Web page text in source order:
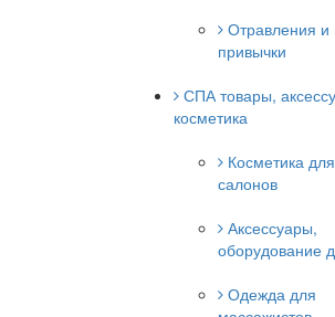
Отравления
привычки
СПА товары,
косметика
Косметика
салонов
Аксессуары,
оборудование
Одежда для